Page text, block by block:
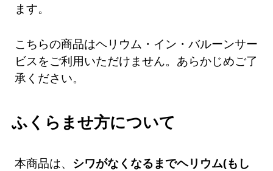
ます。
こちらの商品はヘリウム・イン・バルーンサー
ビスをご利用いただけません。あらかじめご了
承ください。
ふくらませ方について
本商品は、 シワがなくなるまでヘリウム(もし